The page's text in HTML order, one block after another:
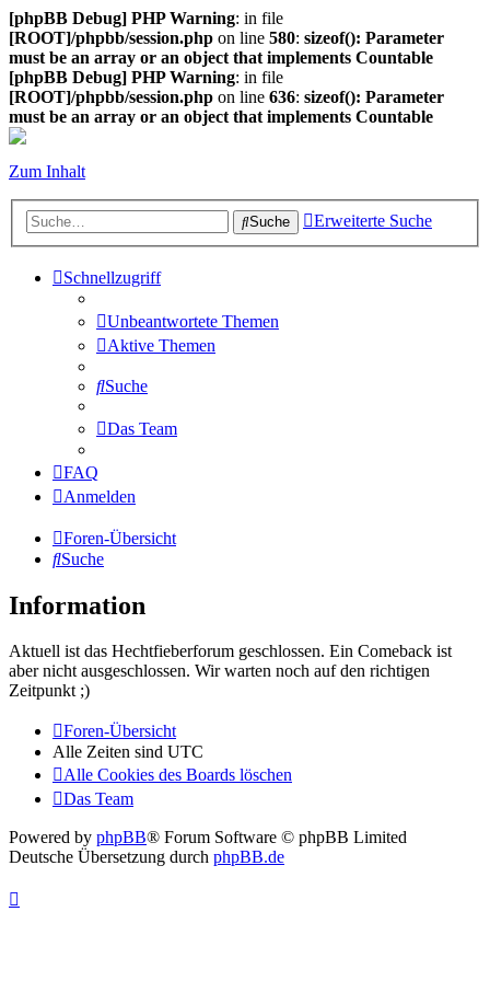
[phpBB Debug] PHP Warning: in file
[ROOT]/phpbb/session.php on line 580: sizeof(): Parameter
must be an array or an object that implements Countable
[phpBB Debug] PHP Warning: in file
[ROOT]/phpbb/session.php on line 636: sizeof(): Parameter
must be an array or an object that implements Countable
Zum Inhalt
Suche Erweiterte Suche
Schnellzugriff
Unbeantwortete Themen
Aktive Themen
Suche
Das Team
FAQ
Anmelden
Foren-Übersicht
Suche
Information
Aktuell ist das Hechtfieberforum geschlossen. Ein Comeback ist
aber nicht ausgeschlossen. Wir warten noch auf den richtigen
Zeitpunkt ;)
Foren-Übersicht
Alle Zeiten sind UTC
Alle Cookies des Boards löschen
Das Team
Powered by phpBB® Forum Software © phpBB Limited
Deutsche Übersetzung durch phpBB.de